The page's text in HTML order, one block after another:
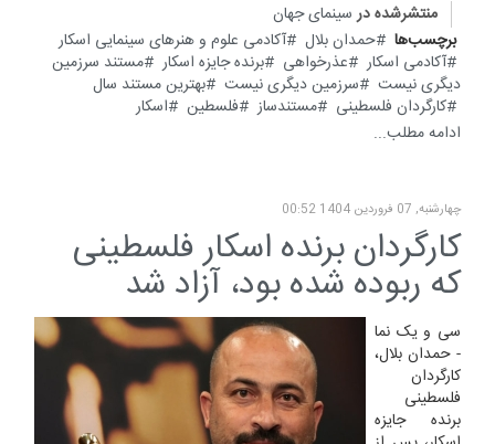
منتشرشده در سینمای جهان
برچسب‌ها
حمدان بلال
آکادمی علوم و هنر‌های سینمایی اسکار
آکادمی اسکار
عذرخواهی برنده جایزه اسکار
مستند سرزمین
دیگری نیست
سرزمین دیگری نیست
بهترین مستند سال
کارگردان فلسطینی
مستندساز فلسطین
اسکار
ادامه مطلب...
چهارشنبه, 07 فروردين 1404 00:52
کارگردان برنده اسکار فلسطینی
که ربوده شده‌ بود، آزاد شد
سی و یک نما
- حمدان بلال،
کارگردان
فلسطینی
برنده جایزه